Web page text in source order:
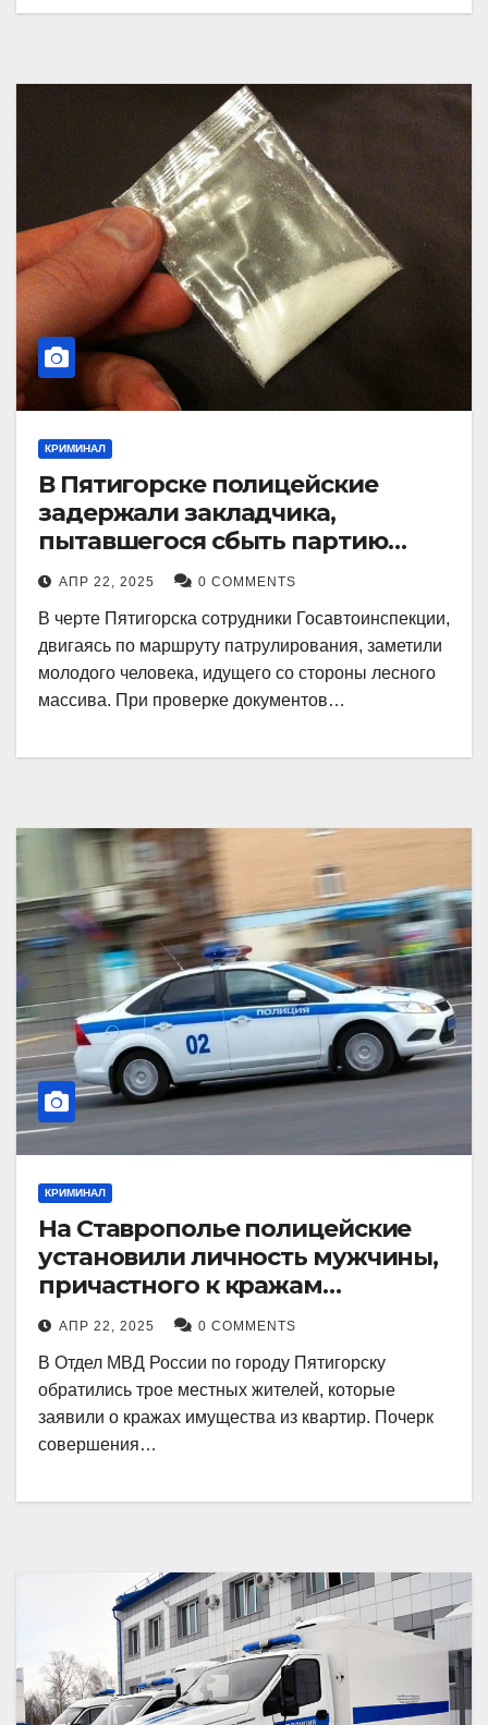
КРИМИНАЛ
В Пятигорске полицейские
задержали закладчика,
пытавшегося сбыть партию
синтетического наркотика
АПР 22, 2025 0 COMMENTS
В черте Пятигорска сотрудники Госавтоинспекции,
двигаясь по маршруту патрулирования, заметили
молодого человека, идущего со стороны лесного
массива. При проверке документов…
КРИМИНАЛ
На Ставрополье полицейские
установили личность мужчины,
причастного к кражам
имущества из квартир в
Пятигорске
АПР 22, 2025 0 COMMENTS
В Отдел МВД России по городу Пятигорску
обратились трое местных жителей, которые
заявили о кражах имущества из квартир. Почерк
совершения…